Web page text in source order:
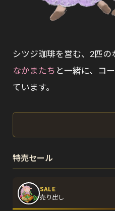
シツジ珈琲を営む、2匹の
なかまたち と一緒に、コ
ています。
特売セール
SALE
売り出し